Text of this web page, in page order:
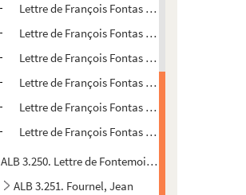
Lettre de François Fontas à Paul Albarel
Lettre de François Fontas à Paul Albarel
Lettre de François Fontas à Paul Albarel
Lettre de François Fontas à Paul Albarel
Lettre de François Fontas à Paul Albarel
Lettre de François Fontas à Paul Albarel
ALB 3.250. Lettre de Fontemoing et cie, éditeurs à
ALB 3.251. Fournel, Jean